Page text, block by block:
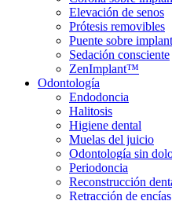
Elevación de senos
Prótesis removibles
Puente sobre
Sedación consciente
ZenImplant™
Odontología
Endodoncia
Halitosis
Higiene dental
Muelas del juicio
Odontología sin
Periodoncia
Reconstrucción
Retracción de encías